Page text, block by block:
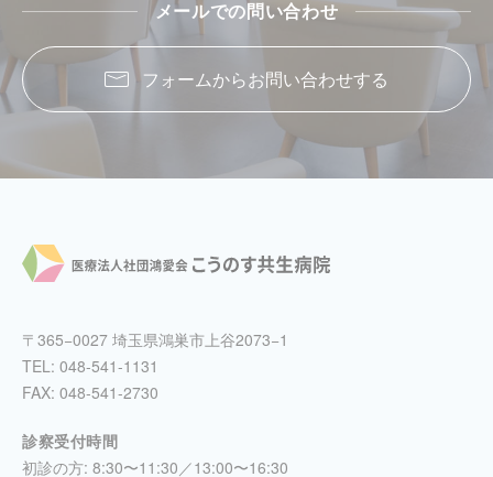
メールでの問い合わせ
フォームからお問い合わせする
〒365−0027 埼玉県鴻巣市上谷2073−1
TEL: 048-541-1131
FAX: 048-541-2730
診察受付時間
初診の方: 8:30〜11:30／13:00〜16:30